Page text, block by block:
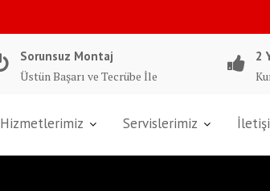
Sorunsuz Montaj
Üstün Başarı ve Tecrübe İle
2
Hizmetlerimiz Servislerimiz